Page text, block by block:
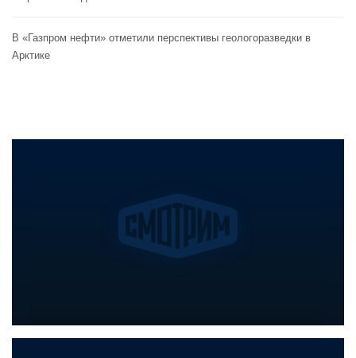
В «Газпром нефти» отметили перспективы геологоразведки в
Арктике